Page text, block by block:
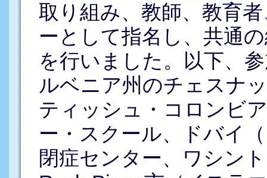
取り組み、教師、教育
ーとして指名し、共通
を行いました。以下、
ルベニア州のチェスナ
ティッシュ・コロンビ
ー・スクール、ドバイ
閉症センター、ワシン